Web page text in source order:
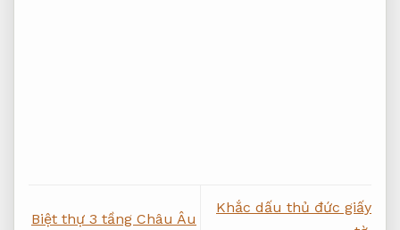
Biệt thự 3 tầng Châu Âu
Khắc dấu thủ đức giấy